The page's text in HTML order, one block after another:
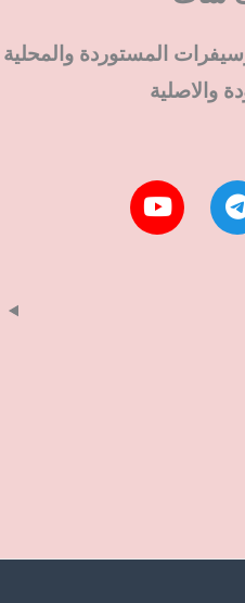
المستوردة والمحلية
والاصلية